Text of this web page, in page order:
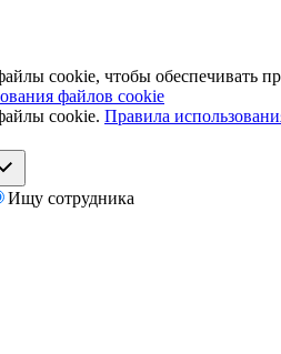
cookie, чтобы обеспечивать
файлов cookie
cookie. Правила
Ищу сотрудника